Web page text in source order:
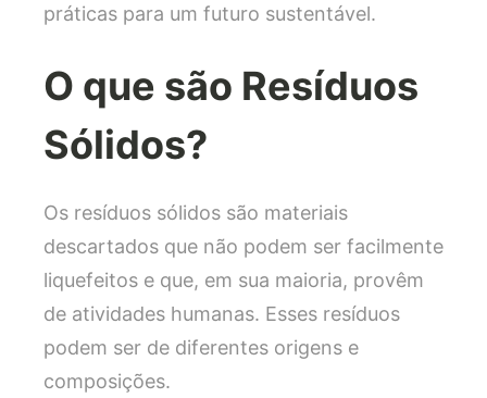
práticas para um futuro sustentável.
O que são Resíduos
Sólidos?
Os resíduos sólidos são materiais
descartados que não podem ser facilmente
liquefeitos e que, em sua maioria, provêm
de atividades humanas. Esses resíduos
podem ser de diferentes origens e
composições.